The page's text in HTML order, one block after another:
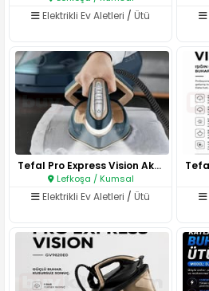
Elektrikli Ev Aletleri / Ütü
Tefal Pro Express Vision Akıll..
Lefkoşa / Kumsal
Elektrikli Ev Aletleri / Ütü